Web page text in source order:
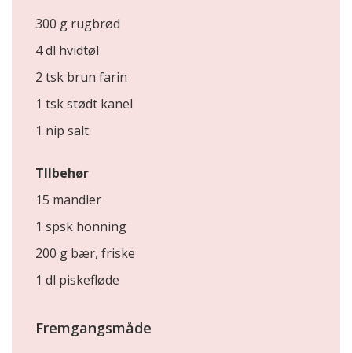
300 g rugbrød
4 dl hvidtøl
2 tsk brun farin
1 tsk stødt kanel
1 nip salt
TIlbehør
15 mandler
1 spsk honning
200 g bær, friske
1 dl piskefløde
Fremgangsmåde